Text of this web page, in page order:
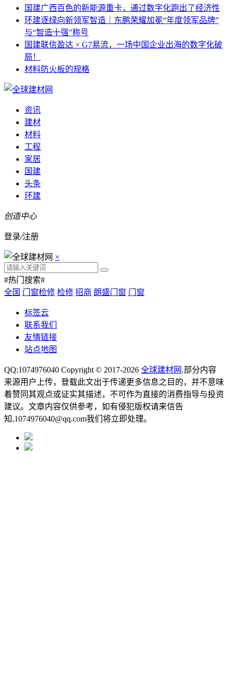
国建广西百色的新能源重卡，通过数字化跑出了经济性
环建逐绿向新领军智造｜东鹏荣耀加冕“年度领军品牌”
与“智造十强”称号
国建联信盈达 × G7易流，一场中国企业出海的数字化破
局！
材料防火板的规格
资讯
建材
材料
工程
家居
国建
头条
环建
创造中心
登录/注册
×
#热门搜索#
全国 门窗检修 检修 招商 朗盛门窗 门窗
标签云
联系我们
友情链接
站点地图
QQ:1074976040 Copyright © 2017-2026 全球建材网 .部分内容
来源用户上传，登载此文出于传递更多信息之目的，并不意味
着赞同其观点或证实其描述，不可作为直接的消费指导与投资
建议。文章内容仅供参考，如有侵犯版权请来信告
知,1074976040@qq.com我们将立即处理。